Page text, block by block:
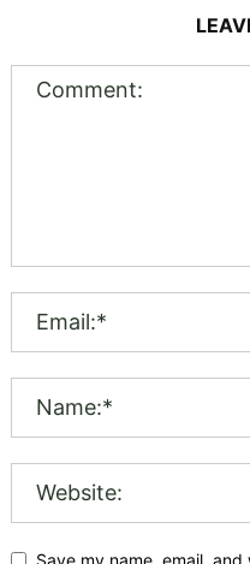
Save my name, email,